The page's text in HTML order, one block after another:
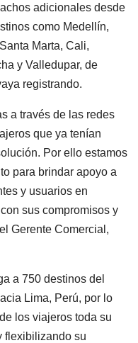
adicionales desde
como Medellín,
Marta, Cali,
y Valledupar, de
registrando.
a través de las redes
que ya tenían
Por ello estamos
para brindar apoyo a
y usuarios en
sus compromisos y
Gerente Comercial,
a 750 destinos del
Lima, Perú, por lo
los viajeros toda su
flexibilizando su